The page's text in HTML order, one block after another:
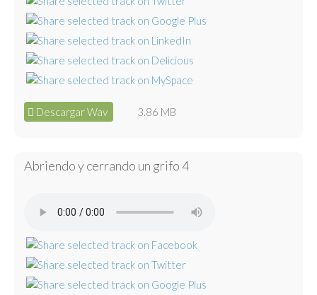
Descargar Wav 3.86 MB
Abriendo y cerrando un grifo 4